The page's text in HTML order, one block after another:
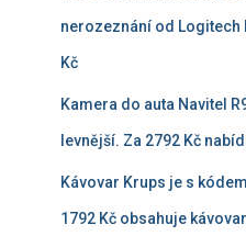
nerozeznání od Logitech
Kč
Kamera do auta Navitel
levnější. Za 2792 Kč
Kávovar Krups je s
1792 Kč obsahuje